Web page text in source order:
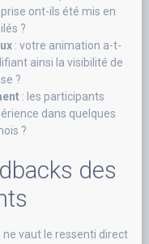
ont-ils été mis en
?
: votre animation a-t-
ainsi la visibilité de
?
: les participants
dans quelques
?
des
vaut le ressenti direct